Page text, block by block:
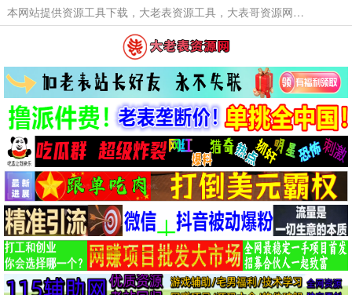
本网站提供资源工具下载，大老表资源工具，大表哥资源网软件工具，大老表资源下载，活动线报福利资源分享,活动线报，大型网游经典游戏，网络热门技术游戏辅助交流与分享。